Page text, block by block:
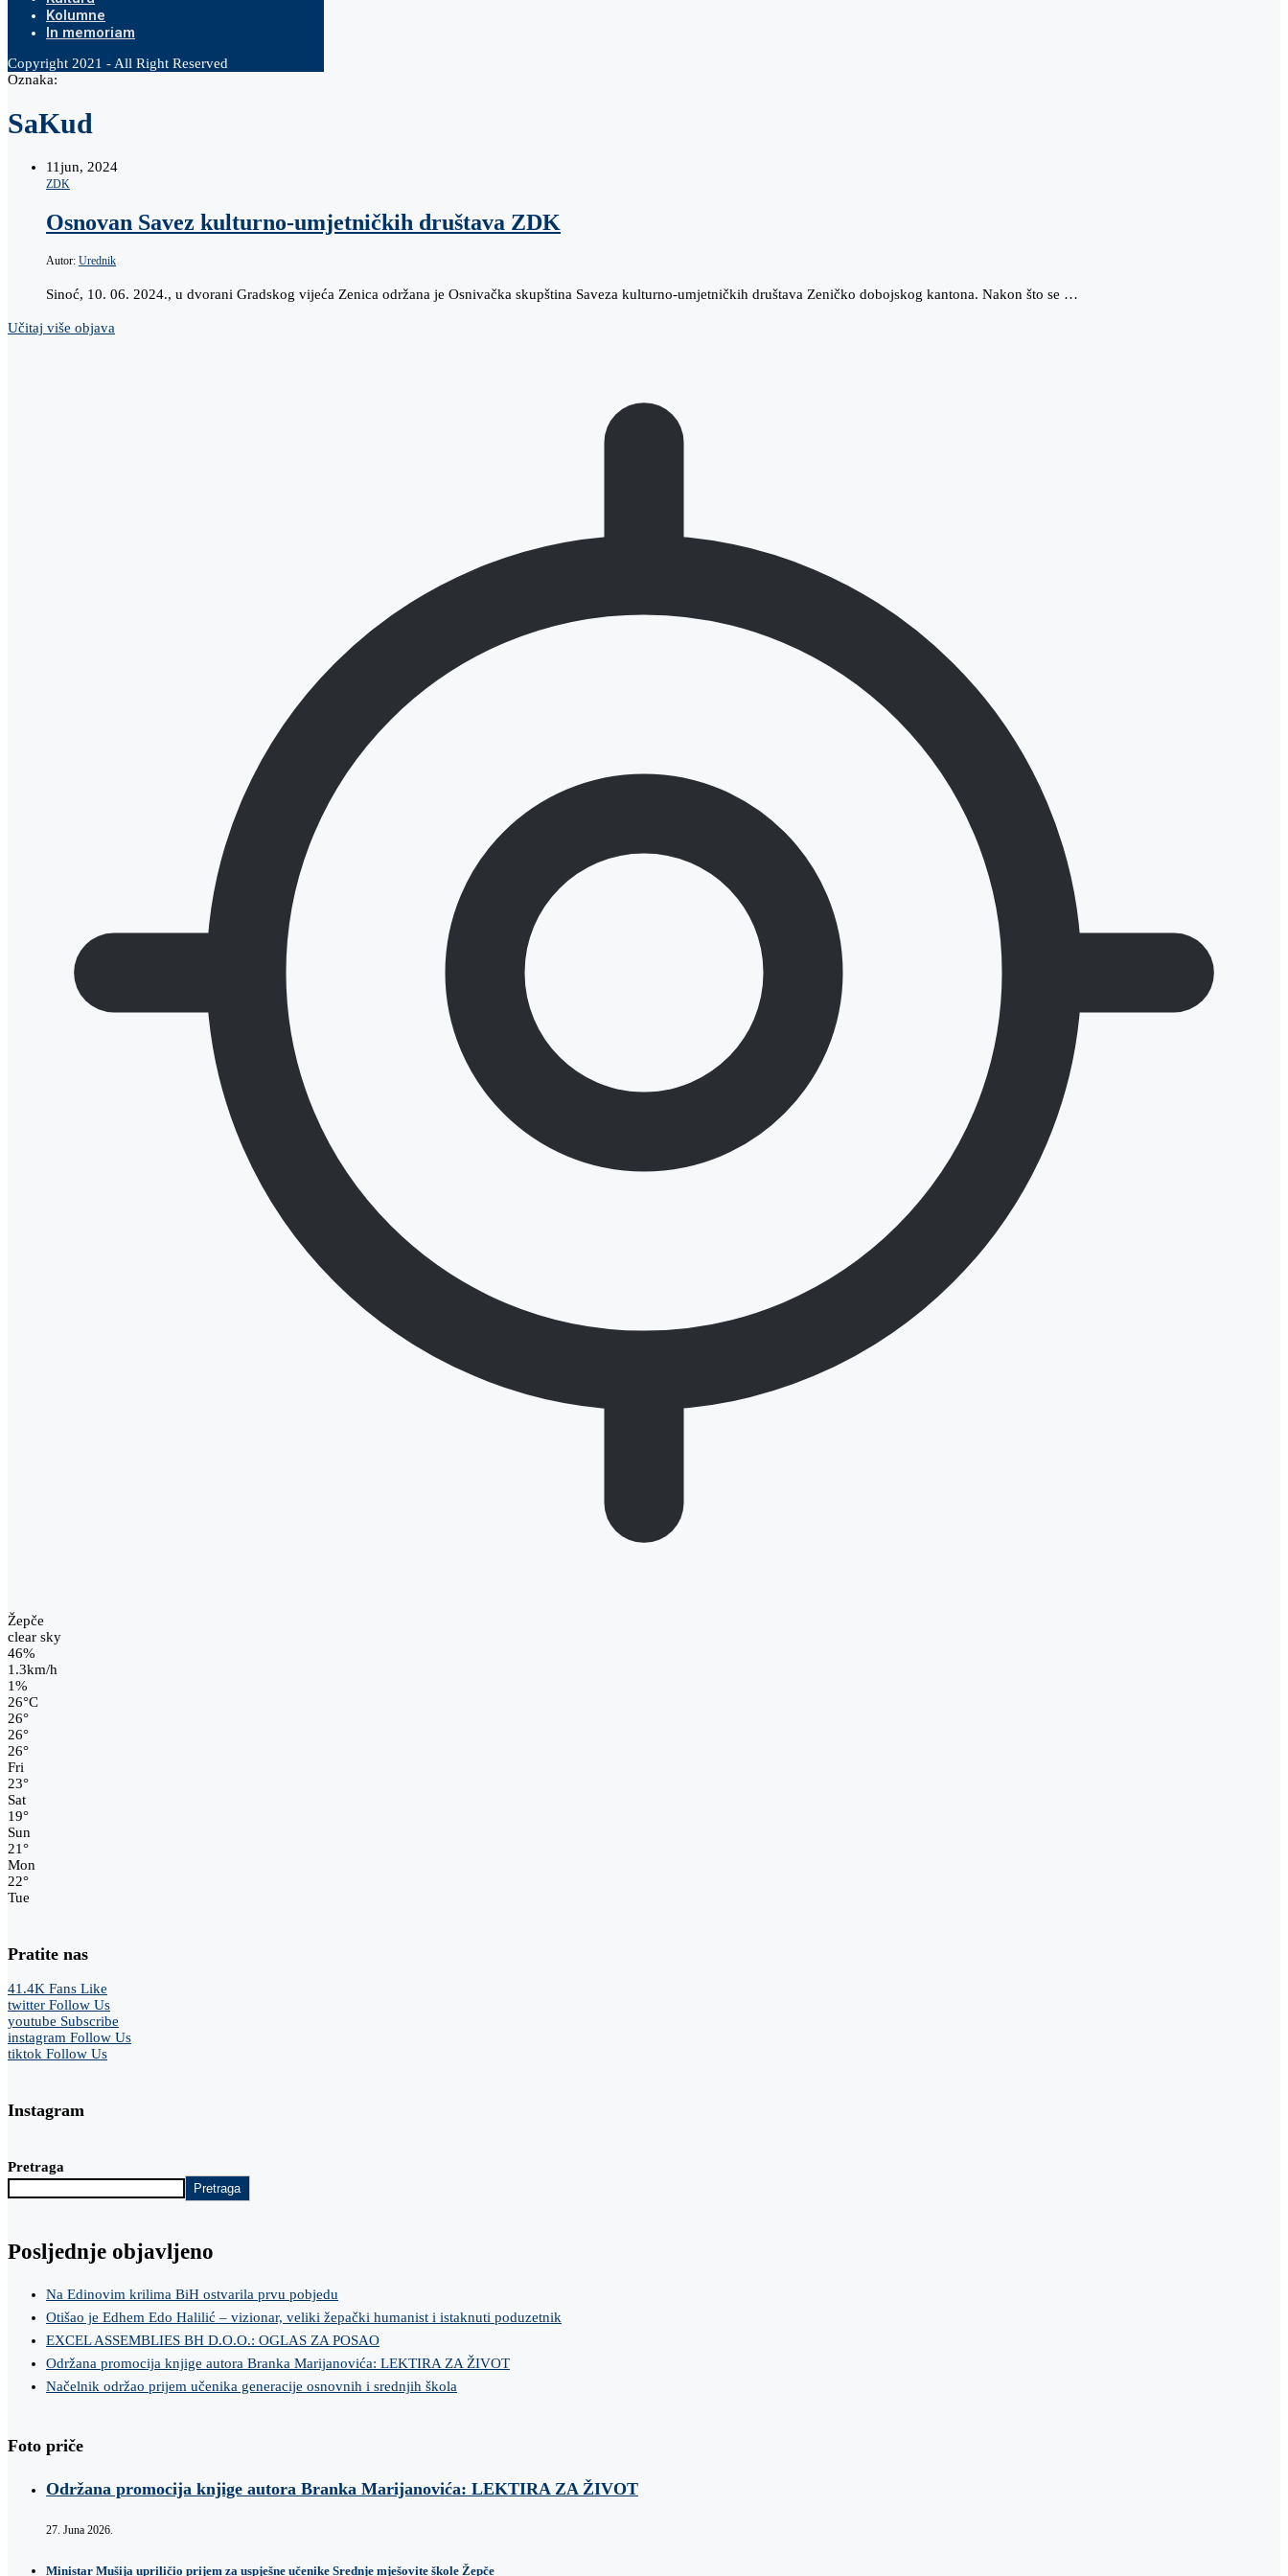
Kolumne
In memoriam
Copyright 2021 - All Right Reserved
Oznaka:
SaKud
11jun, 2024
ZDK
Osnovan Savez kulturno-umjetničkih društava ZDK
Autor: Urednik
Sinoć, 10. 06. 2024., u dvorani Gradskog vijeća Zenica održana je Osnivačka skupština Saveza kulturno-umjetničkih društava Zeničko dobojskog kantona. Nakon što se …
Učitaj više objava
Žepče
clear sky
46%
1.3km/h
1%
26°C
26°
26°
26°
Fri
23°
Sat
19°
Sun
21°
Mon
22°
Tue
Pratite nas
41.4K Fans Like
twitter Follow Us
youtube Subscribe
instagram Follow Us
tiktok Follow Us
Instagram
Pretraga
Pretraga
Posljednje objavljeno
Na Edinovim krilima BiH ostvarila prvu pobjedu
Otišao je Edhem Edo Halilić – vizionar, veliki žepački humanist i istaknuti poduzetnik
EXCEL ASSEMBLIES BH D.O.O.: OGLAS ZA POSAO
Održana promocija knjige autora Branka Marijanovića: LEKTIRA ZA ŽIVOT
Načelnik održao prijem učenika generacije osnovnih i srednjih škola
Foto priče
Održana promocija knjige autora Branka Marijanovića: LEKTIRA ZA ŽIVOT
27. Juna 2026.
Ministar Mušija upriličio prijem za uspješne učenike Srednje mješovite škole Žepče